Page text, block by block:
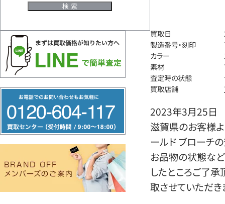
リ
ー
ヤ
買取日
製造番号・刻印
カラー
素材
査定時の状態
買取店舗
2023年3月25日
滋賀県のお客様
ールド ブローチ
お品物の状態など
したところご了
取させていただき